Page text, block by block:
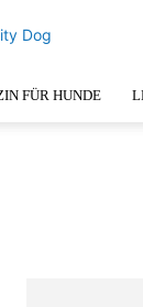
Dog
FÜR HUNDE